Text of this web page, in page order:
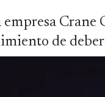
de